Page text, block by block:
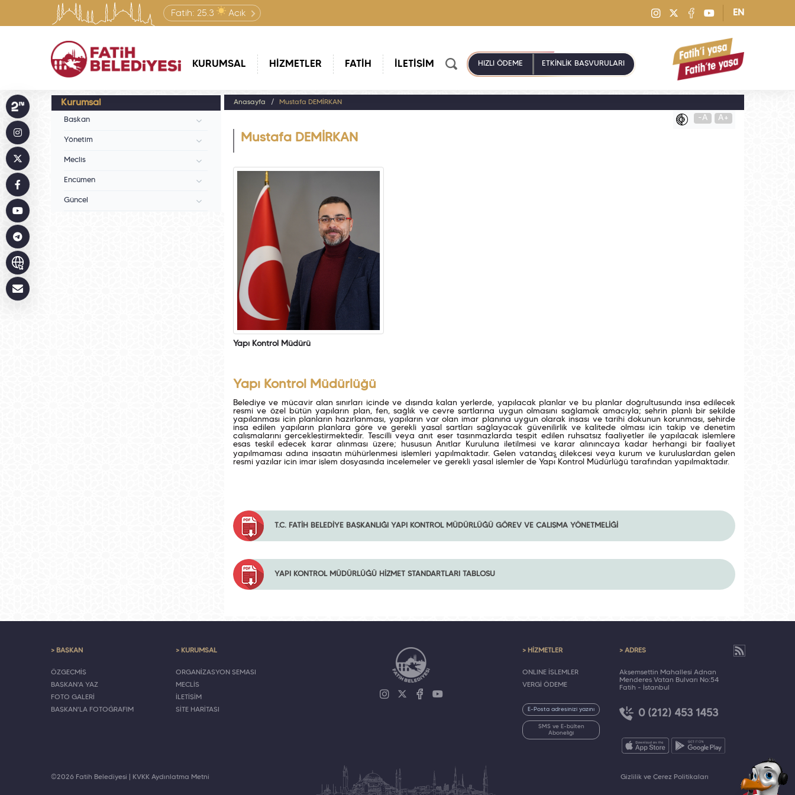
Fatih: 25.3 Açık EN
KURUMSAL HİZMETLER FATİH İLETİŞİM HIZLI ÖDEME ETKİNLİK BAŞVURULARI
Kurumsal
Başkan
Yönetim
Meclis
Encümen
Güncel
Anasayfa Mustafa DEMİRKAN
-A A+
Mustafa DEMİRKAN
Yapı Kontrol Müdürü
Yapı Kontrol Müdürlüğü
Belediye ve mücavir alan sınırları içinde ve dışında kalan yerlerde, yapılacak planlar ve bu planlar doğrultusunda inşa edilecek
resmi ve özel bütün yapıların plan, fen, sağlık ve çevre şartlarına uygun olmasını sağlamak amacıyla; şehrin planlı bir şekilde
yapılanması için planların hazırlanması, yapıların var olan imar planına uygun olarak inşası ve tarihi dokunun korunması, şehirde
inşa edilen yapıların planlara göre ve gerekli yasal şartları sağlayacak güvenilirlik ve kalitede olması için takip ve denetim
çalışmalarını gerçekleştirmektedir. Tescilli veya anıt eser taşınmazlarda tespit edilen ruhsatsız faaliyetler ile yapılacak işlemlere
esas teşkil edecek karar alınması üzere; hususun Anıtlar Kuruluna iletilmesi ve karar alınıncaya kadar herhangi bir faaliyet
yapılmaması adına inşaatın mühürlenmesi işlemleri yapılmaktadır. Gelen vatandaş̧ dilekçesi veya kurum ve kuruluşlardan gelen
resmi yazılar için imar işlem dosyasında incelemeler ve gerekli yasal işlemler de Yapı Kontrol Müdürlüğü tarafından yapılmaktadır.
T.C. FATİH BELEDİYE BAŞKANLIĞI YAPI KONTROL MÜDÜRLÜĞÜ GÖREV VE ÇALIŞMA YÖNETMELİĞİ
YAPI KONTROL MÜDÜRLÜĞÜ HİZMET STANDARTLARI TABLOSU
> BAŞKAN
ÖZGEÇMİŞ
BAŞKAN'A YAZ
FOTO GALERİ
BAŞKAN'LA FOTOĞRAFIM
> KURUMSAL
ORGANİZASYON ŞEMASI
MECLİS
İLETİŞİM
SİTE HARİTASI
> HİZMETLER
ONLINE İŞLEMLER
VERGİ ÖDEME
SMS ve E-bülten
Aboneliği
> ADRES
Akşemsettin Mahallesi Adnan
Menderes Vatan Bulvarı No:54
Fatih - İstanbul
0 (212) 453 1453
©2026 Fatih Belediyesi | KVKK Aydınlatma Metni Gizlilik ve Çerez Politikaları